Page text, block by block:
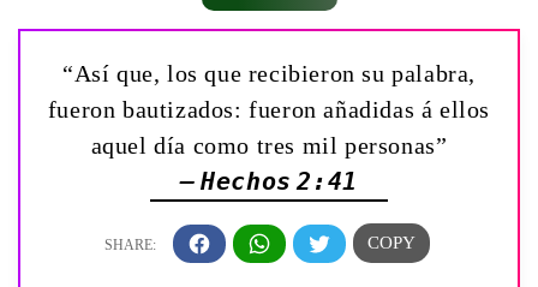
“Así que, los que recibieron su palabra,
fueron bautizados: fueron añadidas á ellos
aquel día como tres mil personas”
— Hechos 2:41